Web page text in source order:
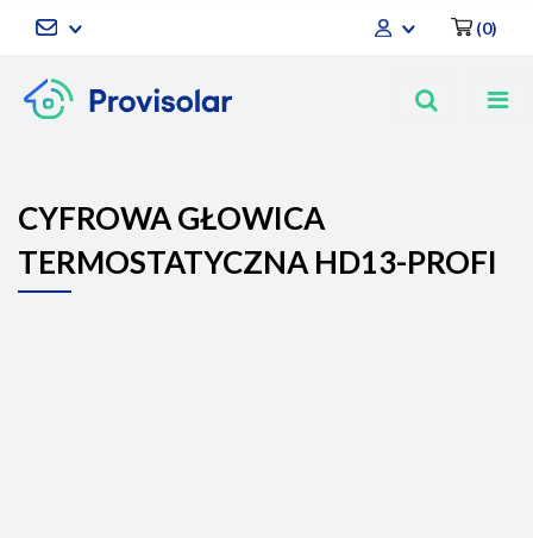
Zaloguj się
(0)
CYFROWA GŁOWICA
TERMOSTATYCZNA HD13-PROFI